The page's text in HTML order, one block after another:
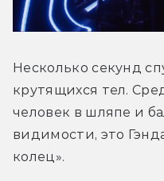
Несколько секунд
крутящихся тел.
человек в шляпе и
видимости, это
колец».